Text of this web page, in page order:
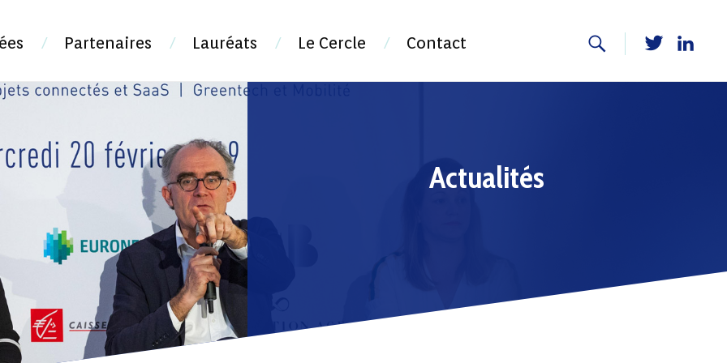
Partenaires Lauréats Le Cercle Contact
Actualités